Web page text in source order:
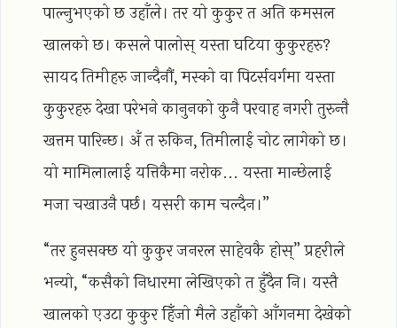
पाल्नुभएको छ उहाँले। तर यो कुकुर त अति कमसल
खालको छ। कसले पालोस् यस्ता घटिया कुकुरहरु?
सायद तिमीहरु जान्दैनौं, मस्को वा पिटर्सवर्गमा यस्ता
कुकुरहरु देखा परेभने कानुनको कुनै परवाह नगरी तुरुन्तै
खत्तम पारिन्छ। अँ त रुकिन, तिमीलाई चोट लागेको छ।
यो मामिलालाई यत्तिकैमा नरोक... यस्ता मान्छेलाई
मजा चखाउनै पर्छ। यसरी काम चल्दैन।”
“तर हुनसक्छ यो कुकुर जनरल साहेवकै होस्” प्रहरीले
भन्यो, “कसैको निधारमा लेखिएको त हुँदैन नि। यस्तै
खालको एउटा कुकुर हिँजो मैले उहाँको आँगनमा देखेको